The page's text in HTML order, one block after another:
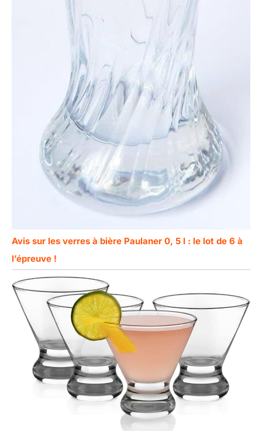
Avis sur les verres à bière Paulaner 0, 5 l : le lot de 6 à
l’épreuve !